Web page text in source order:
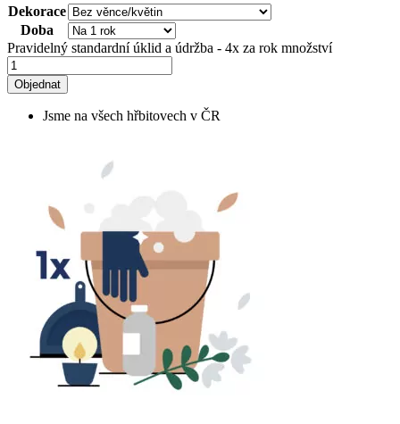
Dekorace
Doba
Pravidelný standardní úklid a údržba - 4x za rok množství
Objednat
Jsme na všech hřbitovech v ČR